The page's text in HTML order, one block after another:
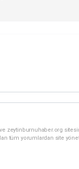
zeytinburnuhaber.org
tüm yorumlardan site